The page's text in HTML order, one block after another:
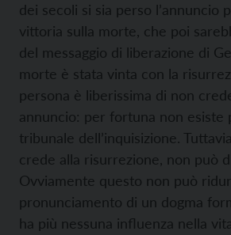
dei secoli si sia perso l’annuncio
vittoria sulla morte, che poi
del messaggio di liberazione di
morte è stata vinta con la
persona è liberissima di non
annuncio: per fortuna non esiste
tribunale dell’inquisizione.
crede alla risurrezione, non può
Ovviamente questo non può
pronunciamento di un dogma
ha più nessuna influenza nella